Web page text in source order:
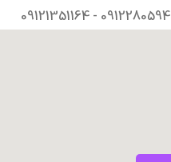
09121351164 -